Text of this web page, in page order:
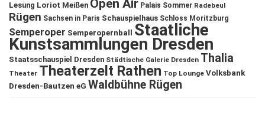
Lesung Loriot Meißen Open Air Palais Sommer Radebeul
Rügen Sachsen in Paris Schauspielhaus Schloss Moritzburg
Semperoper Semperopernball Staatliche
Kunstsammlungen Dresden
Staatsschauspiel Dresden Städtische Galerie Dresden Thalia
Theater Theaterzelt Rathen Top Lounge Volksbank
Dresden-Bautzen eG Waldbühne Rügen